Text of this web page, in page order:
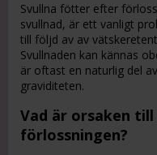
Svullna fötter efter
svullnad, är ett vanligt
till följd av av
Svullnaden kan kännas
är oftast en naturlig del
graviditeten.
Vad är orsaken
förlossningen?